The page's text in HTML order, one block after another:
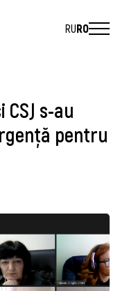
RURO
CSJ s-au
pentru